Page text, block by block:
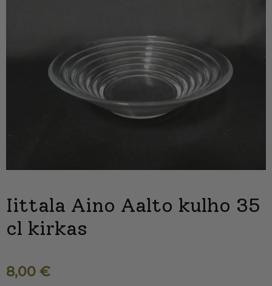
Iittala Aino Aalto kulho 35
cl kirkas
8,00 €